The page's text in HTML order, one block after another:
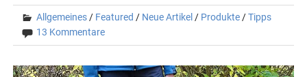
Allgemeines / Featured / Neue Artikel / Produkte /Tipps
13 Kommentare